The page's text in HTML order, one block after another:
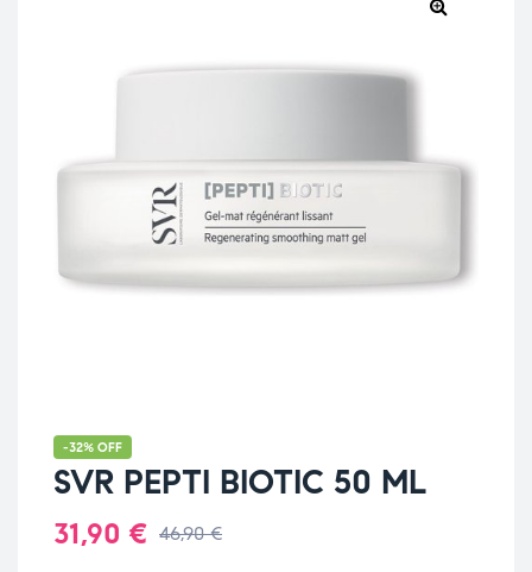
-32% OFF
SVR PEPTI BIOTIC 50 ML
46,90€
31,90 €